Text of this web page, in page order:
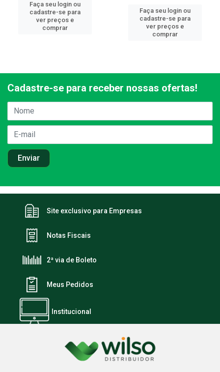
Faça seu login ou
cadastre-se para
ver preços e
comprar
Faça seu login ou
cadastre-se para
ver preços e
comprar
Cadastre-se para receber nossas ofertas!
Site exclusivo para Empresas
Notas Fiscais
2ª via de Boleto
Meus Pedidos
Institucional